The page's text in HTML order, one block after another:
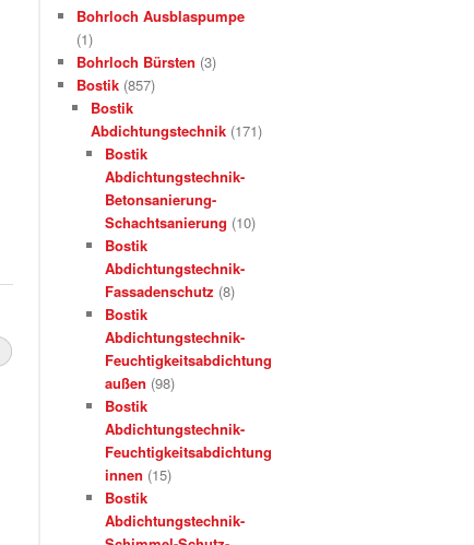
Bohrloch Ausblaspumpe
(1)
Bohrloch Bürsten (3)
Bostik (857)
Bostik
Abdichtungstechnik (171)
Bostik
Abdichtungstechnik-
Betonsanierung-
Schachtsanierung (10)
Bostik
Abdichtungstechnik-
Fassadenschutz (8)
Bostik
Abdichtungstechnik-
Feuchtigkeitsabdichtung
außen (98)
Bostik
Abdichtungstechnik-
Feuchtigkeitsabdichtung
innen (15)
Bostik
Abdichtungstechnik-